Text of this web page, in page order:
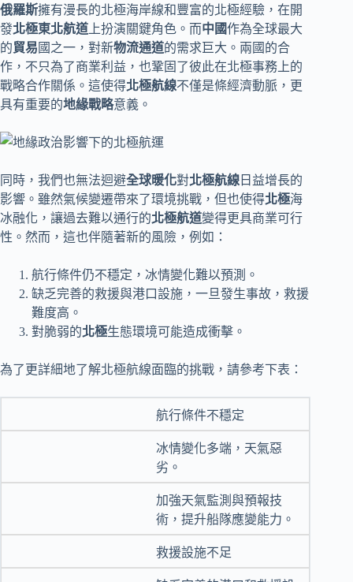
俄羅斯擁有漫長的北極海岸線和豐富的北極經驗，在開
發北極東北航道 上扮演關鍵角色。而中國作為全球最大
的貿易 國之一，對新物流通道的需求巨大。兩國的合
作，不只為了商業利益，也鞏固了彼此在北極事務上的
戰略合作關係。這使得北極航線不僅是條經濟動脈，更
具有重要的地緣戰略意義。
同時，我們也無法迴避全球暖化對北極航線 日益增長的
影響。雖然氣候變遷帶來了環境挑戰，但也使得北極海
冰融化，讓過去難以通行的北極航道變得更具商業可行
性。然而，這也伴隨著新的風險，例如：
航行條件仍不穩定，冰情變化難以預測。
缺乏完善的救援與港口設施，一旦發生事故，救援
難度高。
對脆弱的北極生態環境可能造成衝擊。
為了更詳細地了解北極航線面臨的挑戰，請參考下表：
航行條件不穩定
冰情變化多端，天氣惡
劣。
加強天氣監測與預報技
術，提升船隊應變能力。
救援設施不足